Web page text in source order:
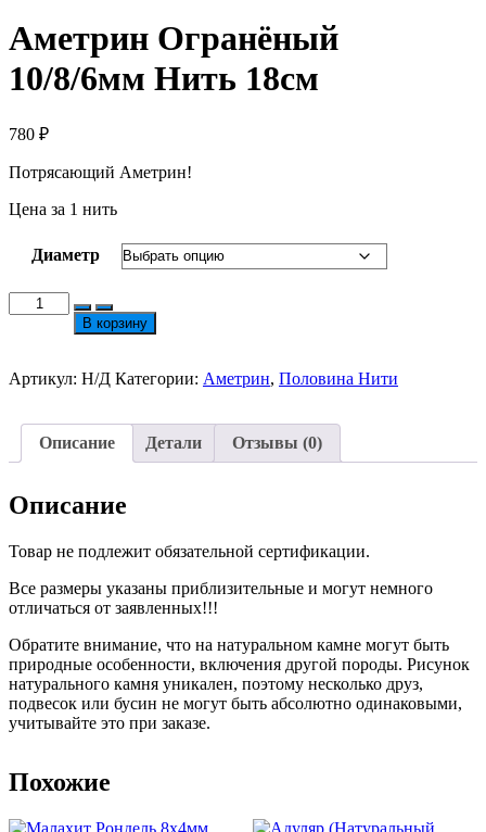
Аметрин Огранёный
10/8/6мм Нить 18см
780 ₽
Потрясающий Аметрин!
Цена за 1 нить
Диаметр
Количество
товара
Аметрин
10/8/6мм
В корзину
Артикул: Н/Д Категории: Аметрин, Половина Нити
Описание Детали Отзывы (0)
Описание
Товар не подлежит обязательной сертификации.
Все размеры указаны приблизительные и могут немного
отличаться от заявленных!!!
Обратите внимание, что на натуральном камне могут быть
природные особенности, включения другой породы. Рисунок
натурального камня уникален, поэтому несколько друз,
подвесок или бусин не могут быть абсолютно одинаковыми,
учитывайте это при заказе.
Похожие